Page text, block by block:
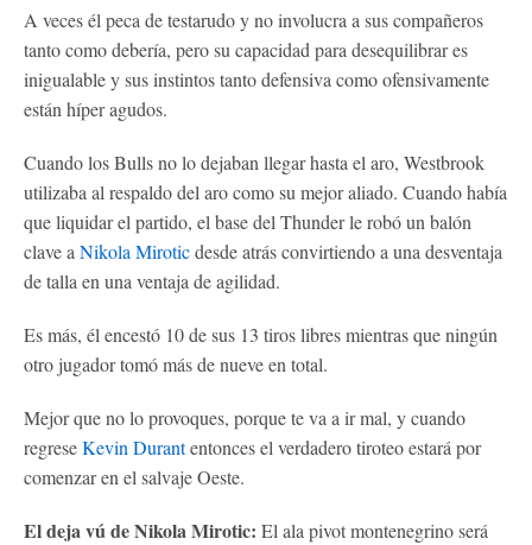
A veces él peca de testarudo y no involucra a sus compañeros
tanto como debería, pero su capacidad para desequilibrar es
inigualable y sus instintos tanto defensiva como ofensivamente
están híper agudos.
Cuando los Bulls no lo dejaban llegar hasta el aro, Westbrook
utilizaba al respaldo del aro como su mejor aliado. Cuando había
que liquidar el partido, el base del Thunder le robó un balón
clave a Nikola Miroticdesde atrás convirtiendo a una desventaja
de talla en una ventaja de agilidad.
Es más, él encestó 10 de sus 13 tiros libres mientras que ningún
otro jugador tomó más de nueve en total.
Mejor que no lo provoques, porque te va a ir mal, y cuando
regreseKevin Durantentonces el verdadero tiroteo estará por
comenzar en el salvaje Oeste.
El deja vú de Nikola Mirotic: El ala pivot montenegrino será